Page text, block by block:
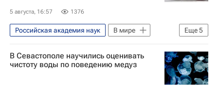
5 августа, 16:57 1376
Еще5
Российская академия наук
В мире
Мичиган
Индиана
Огайо
Геннадий Онищенко
В Севастополе научились оценивать
чистоту воды по поведению медуз